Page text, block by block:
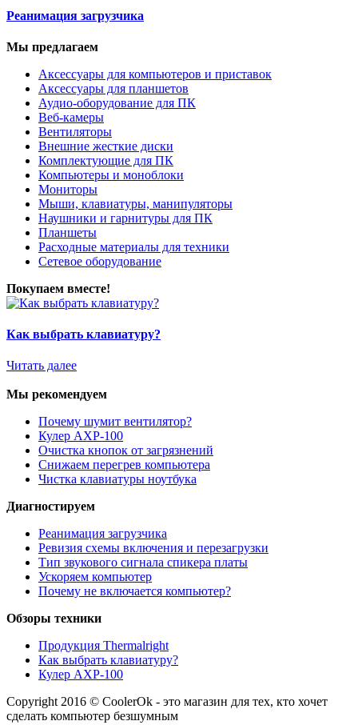
Реанимация загрузчика
Мы предлагаем
Аксессуары для компьютеров и приставок
Аксессуары для планшетов
Аудио-оборудование для ПК
Веб-камеры
Вентиляторы
Внешние жесткие диски
Комплектующие для ПК
Компьютеры и моноблоки
Мониторы
Мыши, клавиатуры, манипуляторы
Наушники и гарнитуры для ПК
Планшеты
Расходные материалы для техники
Сетевое оборудование
Покупаем вместе!
Как выбрать клавиатуру?
Читать далее
Мы рекомендуем
Почему шумит вентилятор?
Кулер AXP-100
Очистка кнопок от загрязнений
Снижаем перегрев компьютера
Чистка клавиатуры ноутбука
Диагностируем
Реанимация загрузчика
Ревизия схемы включения и перезагрузки
Тип звукового сигнала спикера платы
Ускоряем компьютер
Почему не включается компьютер?
Обзоры техники
Продукция Thermalright
Как выбрать клавиатуру?
Кулер AXP-100
Copyright 2016 © CoolerOk - это магазин для тех, кто хочет
сделать компьютер безшумным